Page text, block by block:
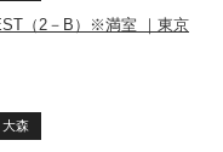
（2－B）※満室 ｜東京
大森